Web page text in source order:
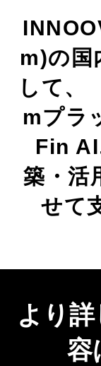
m)の国
して
mプラ
Fin
築・活
せて
より
容